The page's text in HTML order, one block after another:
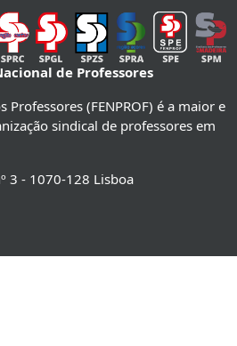
de Professores
Professores (FENPROF) é a maior e
sindical de professores em
3 - 1070-128 Lisboa